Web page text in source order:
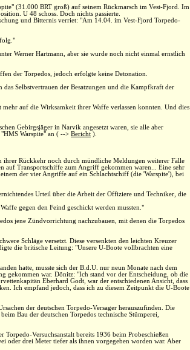
(31.000 BRT groß) auf seinem Rückmarsch im Vest-Fjord. Im
U 48 schoss. Doch nichts passierte.
und Bitternis verriet: "Am 14.04. im Vest-Fjord Torpedo-
Werner Hartmann, aber sie wurde noch nicht einmal ernstlich
der Torpedos, jedoch erfolgte keine Detonation.
Selbstvertrauen der Besatzungen und die Kampfkraft der
auf die Wirksamkeit ihrer Waffe verlassen konnten. Und dies
Gebirgsjäger in Narvik angesetzt waren, sie alle aber
Warspite" an ( --> Bericht ).
ihrer Rückkehr noch durch mündliche Meldungen weiterer Fälle
auf Transportschiffe zum Angriff gekommen waren... Eine sehr
der vier Angriffe auf ein Schlachtschiff (die 'Warspite'), bei
Urteil über die Arbeit der Offiziere und Techniker, die
gegen den Feind geschickt werden mussten."
jene Zündvorrichtung nachzubauen, mit denen die Torpedos
Schläge versetzt. Diese versenkten den leichten Kreuzer
die britische Leitung: "Unsere U-Boote vollbrachten eine
hatte, musste sich der B.d.U. nur neun Monate nach dem
gekommen war. Dönitz: "Ich stand vor der Entscheidung, ob die
Eberhard Godt, war der entschiedenen Ansicht, dass
Ich empfand jedoch, dass ich zu diesem Zeitpunkt die U-Boote
der deutschen Torpedo-Versager herauszufinden. Die
Bau der deutschen Torpedos technische Stümperei,
Versuchsanstalt bereits 1936 beim Probeschießen
oder drei Meter tiefer als ihnen vorgegeben worden war. Aber